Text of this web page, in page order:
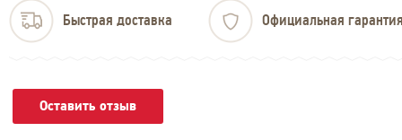
Быстрая доставка Официальная
Оставить отзыв